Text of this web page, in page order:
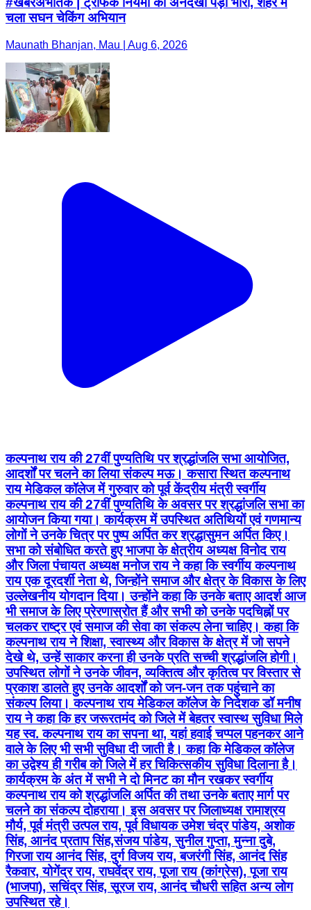
चला सघन चेकिंग अभियान
Maunath Bhanjan, Mau | Aug 6, 2026
कल्पनाथ राय की 27वीं पुण्यतिथि पर श्रद्धांजलि सभा आयोजित,
आदर्शों पर चलने का लिया संकल्प मऊ। कसारा स्थित कल्पनाथ
राय मेडिकल कॉलेज में गुरुवार को पूर्व केंद्रीय मंत्री स्वर्गीय
कल्पनाथ राय की 27वीं पुण्यतिथि के अवसर पर श्रद्धांजलि सभा का
आयोजन किया गया। कार्यक्रम में उपस्थित अतिथियों एवं गणमान्य
लोगों ने उनके चित्र पर पुष्प अर्पित कर श्रद्धासुमन अर्पित किए।
सभा को संबोधित करते हुए भाजपा के क्षेत्रीय अध्यक्ष विनोद राय
और जिला पंचायत अध्यक्ष मनोज राय ने कहा कि स्वर्गीय कल्पनाथ
राय एक दूरदर्शी नेता थे, जिन्होंने समाज और क्षेत्र के विकास के लिए
उल्लेखनीय योगदान दिया। उन्होंने कहा कि उनके बताए आदर्श आज
भी समाज के लिए प्रेरणास्रोत हैं और सभी को उनके पदचिह्नों पर
चलकर राष्ट्र एवं समाज की सेवा का संकल्प लेना चाहिए। कहा कि
कल्पनाथ राय ने शिक्षा, स्वास्थ्य और विकास के क्षेत्र में जो सपने
देखे थे, उन्हें साकार करना ही उनके प्रति सच्ची श्रद्धांजलि होगी।
उपस्थित लोगों ने उनके जीवन, व्यक्तित्व और कृतित्व पर विस्तार से
प्रकाश डालते हुए उनके आदर्शों को जन-जन तक पहुंचाने का
संकल्प लिया। कल्पनाथ राय मेडिकल कॉलेज के निदेशक डॉ मनीष
राय ने कहा कि हर जरूरतमंद को जिले में बेहतर स्वास्थ सुविधा मिले
यह स्व. कल्पनाथ राय का सपना था, यहां हवाई चप्पल पहनकर आने
वाले के लिए भी सभी सुविधा दी जाती है। कहा कि मेडिकल कॉलेज
का उद्वेश्य ही गरीब को जिले में हर चिकित्सकीय सुविधा दिलाना है।
कार्यक्रम के अंत में सभी ने दो मिनट का मौन रखकर स्वर्गीय
कल्पनाथ राय को श्रद्धांजलि अर्पित की तथा उनके बताए मार्ग पर
चलने का संकल्प दोहराया। इस अवसर पर जिलाध्यक्ष रामाश्रय
मौर्य, पूर्व मंत्री उत्पल राय, पूर्व विधायक उमेश चंद्र पांडेय, अशोक
सिंह, आनंद प्रताप सिंह,संजय पांडेय, सुनील गुप्ता, मुन्ना दुबे,
गिरजा राय आनंद सिंह, दुर्ग विजय राय, बजरंगी सिंह, आनंद सिंह
रैकवार, योगेंद्र राय, राघवेंद्र राय, पूजा राय (कांग्रेस), पूजा राय
(भाजपा), सचिंद्र सिंह, सूरज राय, आनंद चौधरी सहित अन्य लोग
उपस्थित रहे।